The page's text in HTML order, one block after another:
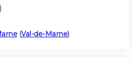
)
(Val-de-Marne)